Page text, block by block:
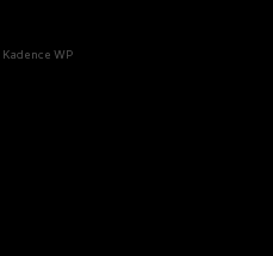
Kadence WP